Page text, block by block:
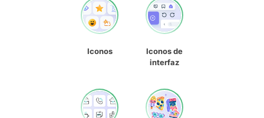
Iconos
Iconos de
interfaz